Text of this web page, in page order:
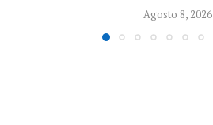
Agosto 8, 2026